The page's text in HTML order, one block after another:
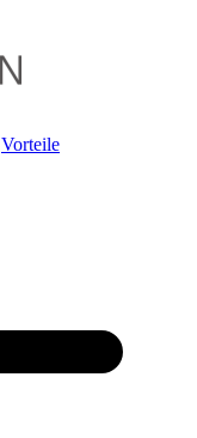
Vorteile